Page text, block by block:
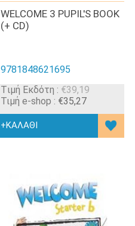
WELCOME 3 PUPIL'S BOOK
(+ CD)
9781848621695
Tιμή Εκδότη : €39,19
Τιμή e-shop : €35,27